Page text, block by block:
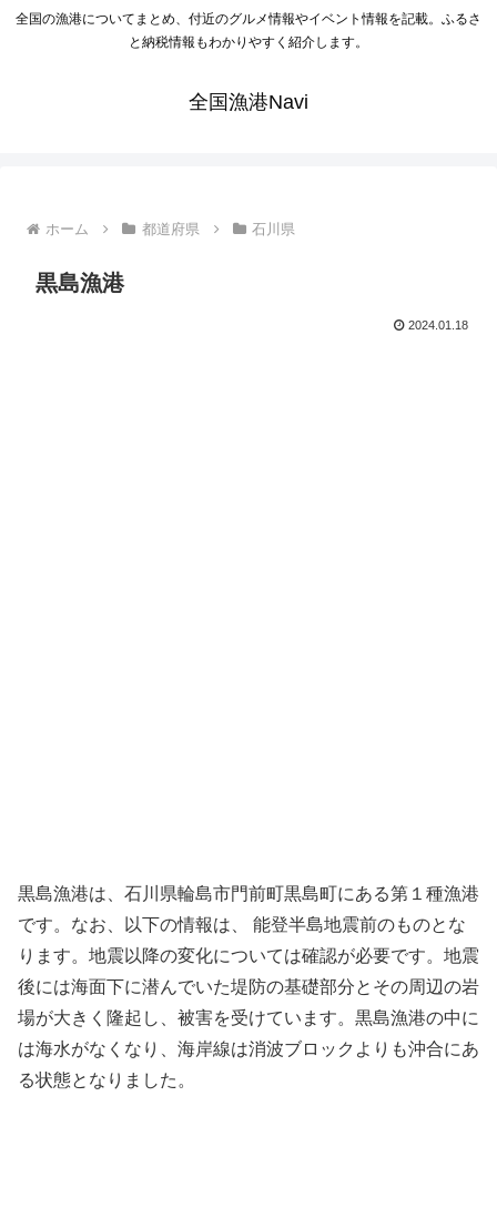
全国の漁港についてまとめ、付近のグルメ情報やイベント情報を記載。ふるさ
と納税情報もわかりやすく紹介します。
全国漁港Navi
ホーム 都道府県 石川県
黒島漁港
2024.01.18
黒島漁港は、石川県輪島市門前町黒島町にある第１種漁港
です。なお、以下の情報は、 能登半島地震前のものとな
ります。地震以降の変化については確認が必要です。地震
後には海面下に潜んでいた堤防の基礎部分とその周辺の岩
場が大きく隆起し、被害を受けています。黒島漁港の中に
は海水がなくなり、海岸線は消波ブロックよりも沖合にあ
る状態となりました。